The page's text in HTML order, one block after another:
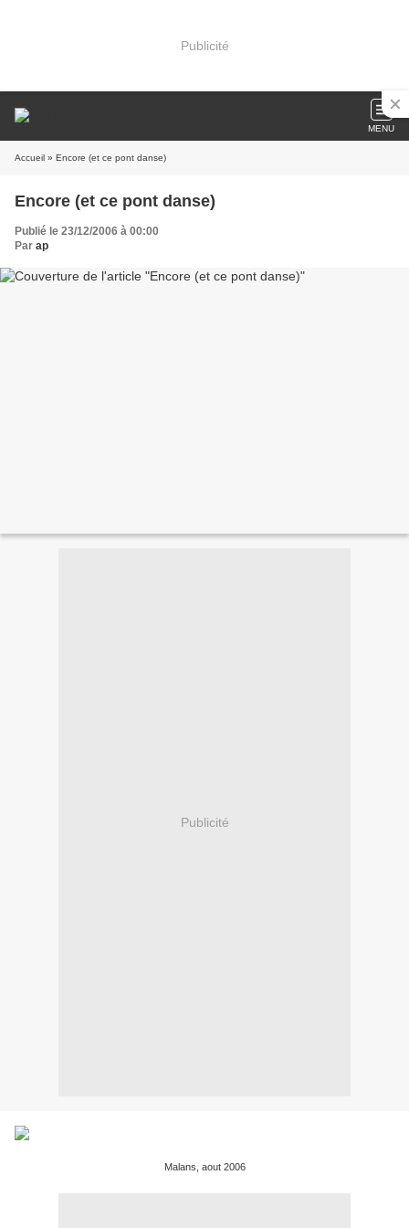
Publicité
MENU
Accueil » Encore (et ce pont danse)
Encore (et ce pont danse)
Publié le 23/12/2006 à 00:00
Par ap
Publicité
Malans, aout 2006